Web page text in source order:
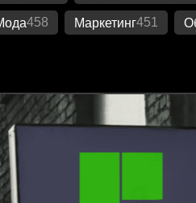
458 Маркетинг451